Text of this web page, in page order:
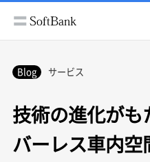
Blog サービス
技術の進化がも
バーレス車内空